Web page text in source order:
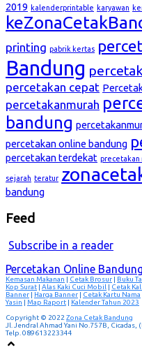
2019 kalenderprintable karyawan
printing pabrik kertas
Bandung
percetakan cepat
percetakanmurah
bandung
percetakan online bandung
percetakan terdekat precetakan
sejarah teratur
bandung
Feed
Subscribe in a reader
Percetakan Online Bandung
Kemasan Makanan Cetak Brosur Buku
Kop Surat
Alas Kaki Cuci Mobil Cetak
Banner
Harga Banner Cetak Kartu Nama
Yasin
Map Raport
Kalender Tahun 2023
Copyright © 2022Zona Cetak Bandung
Jl. Jendral Ahmad Yani No.757B,
Telp. 089613223344